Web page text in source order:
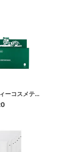
ブイティーコスメティクス